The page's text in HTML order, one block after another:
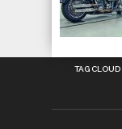
TAG CLOUD